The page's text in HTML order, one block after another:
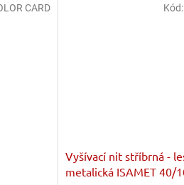
CARD
Vyšívací nit stříbrná -
metalická ISAMET 40/
Kód: